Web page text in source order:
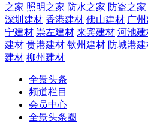
之家 照明之家 防水之家 防盗之家
深圳建材 香港建材 佛山建材 广
宁建材 崇左建材 来宾建材 河池建
建材 贵港建材 钦州建材 防城港
建材 柳州建材
全景头条
频道栏目
会员中心
全景头条圈